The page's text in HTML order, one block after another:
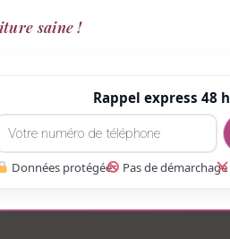
saine !
Rappel express 48 h
Données protégées Pas de démarchage